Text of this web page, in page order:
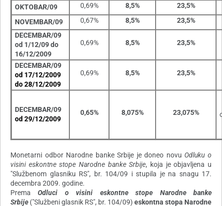
OKTOBAR/09 0,69% 8,5% 23,5%
NOVEMBAR/09 0,67% 8,5%
23,5%
DECEMBAR/09
od 1/12/09 do
16/12/2009
0,69% 8,5% 23,5%
DECEMBAR/09
od 17/12/2009
do 28/12/2009
0,69% 8,5% 23,5%
DECEMBAR/09
od 29/12/2009
0,65% 8,075% 23,075%
Monetarni odbor Narodne banke Srbije je doneo novu Odluku o
visini eskontne stope Narodne banke Srbije, koja je objavljena u
"Službenom glasniku RS", br. 104/09 i stupila je na snagu 17.
decembra 2009. godine.
PremaOdluci o visini eskontne stope Narodne banke
Srbije ("Službeni glasnik RS", br. 104/09) eskontna stopa Narodne